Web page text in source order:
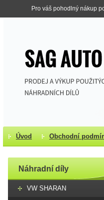
Pro váš pohodlný nákup
Úvod Obchodní
Náhradní díly
VW SHARAN